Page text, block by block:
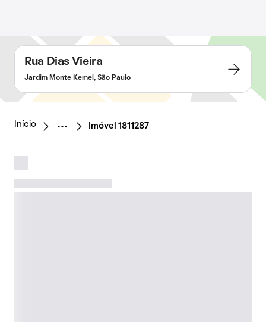
Rua Dias Vieira
Jardim Monte Kemel, São Paulo
Início Imóvel 1811287